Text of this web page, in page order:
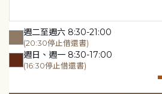
週二至週六 8:30-21:00
(20:30停止借還書)
週日、週一 8:30-17:00
(16:30停止借還書)